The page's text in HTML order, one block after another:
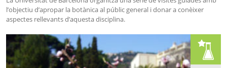
l’objectiu d’apropar la botànica al públic general i donar a conèixer
aspectes rellevants d’aquesta disciplina.